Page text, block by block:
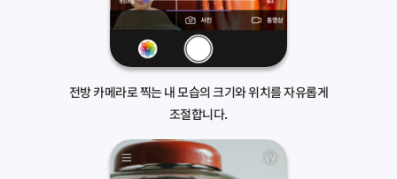
전방 카메라로 찍는 내 모습의 크기와 위치를 자유롭게
조절합니다.